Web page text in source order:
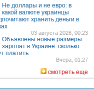
Не доллары и не евро: в
какой валюте украинцы
хранить деньги в
03 августа 2026, 00:23
Объявлены новые размеры
зарплат в Украине: сколько
платить
Вчера, 01:27
смотреть еще